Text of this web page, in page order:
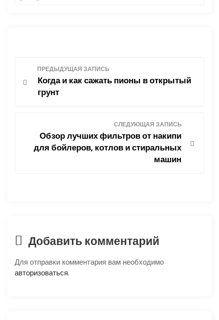
я
п
ПРЕДЫДУЩАЯ ЗАПИСЬ
Когда и как сажать пионы в открытый
грунт
СЛЕДУЮЩАЯ ЗАПИСЬ
Обзор лучших фильтров от накипи
для бойлеров, котлов и стиральных
машин
Добавить комментарий
Для отправки комментария вам необходимо
авторизоваться.